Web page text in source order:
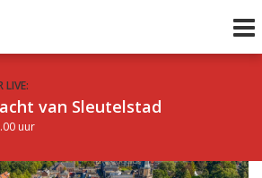
LIVE:
van Sleutelstad
uur